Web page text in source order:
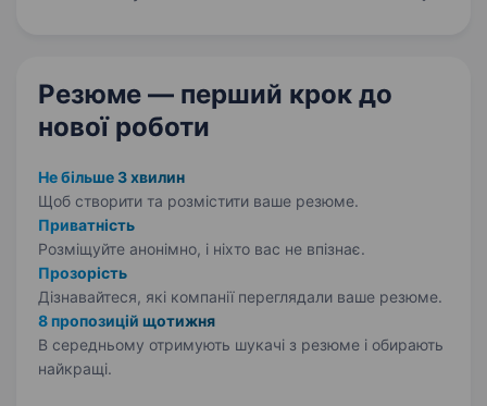
Резюме — перший крок до
нової роботи
Не більше 3 хвилин
Щоб створити та розмістити ваше резюме.
Приватність
Розміщуйте анонімно, і ніхто вас не впізнає.
Прозорість
Дізнавайтеся, які компанії переглядали ваше резюме.
8 пропозицій щотижня
В середньому отримують шукачі з резюме і обирають
найкращі.